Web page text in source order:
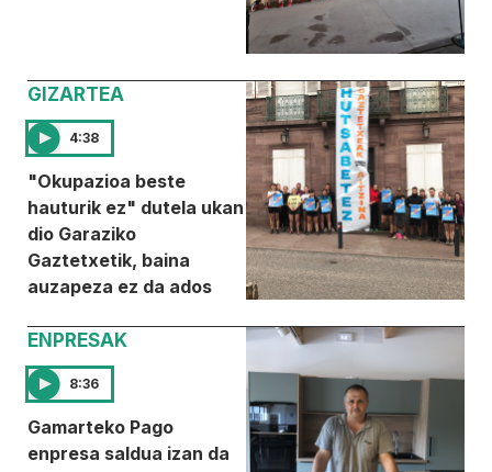
GIZARTEA
4:38
"Okupazioa beste
hauturik ez" dutela ukan
dio Garaziko
Gaztetxetik, baina
auzapeza ez da ados
ENPRESAK
8:36
Gamarteko Pago
enpresa saldua izan da